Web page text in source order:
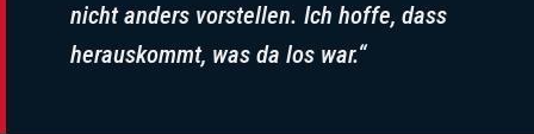
nicht anders vorstellen. Ich hoffe, dass
herauskommt, was da los war.“